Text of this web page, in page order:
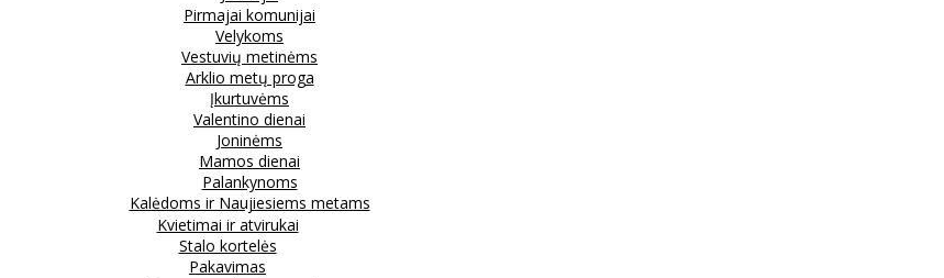
Pirmajai komunijai
Velykoms
Vestuvių metinėms
Arklio metų proga
Įkurtuvėms
Valentino dienai
Joninėms
Mamos dienai
Palankynoms
Kalėdoms ir Naujiesiems metams
Kvietimai ir atvirukai
Stalo kortelės
Pakavimas